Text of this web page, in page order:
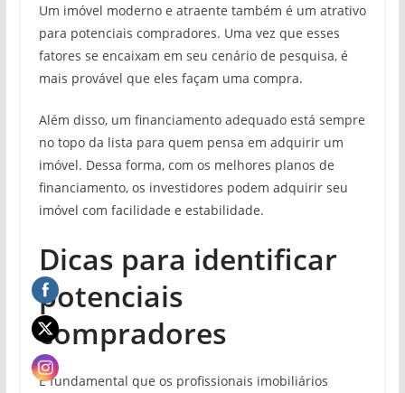
Um imóvel moderno e atraente também é um atrativo
para potenciais compradores. Uma vez que esses
fatores se encaixam em seu cenário de pesquisa, é
mais provável que eles façam uma compra.
Além disso, um financiamento adequado está sempre
no topo da lista para quem pensa em adquirir um
imóvel. Dessa forma, com os melhores planos de
financiamento, os investidores podem adquirir seu
imóvel com facilidade e estabilidade.
Dicas para identificar
potenciais
compradores
É fundamental que os profissionais imobiliários